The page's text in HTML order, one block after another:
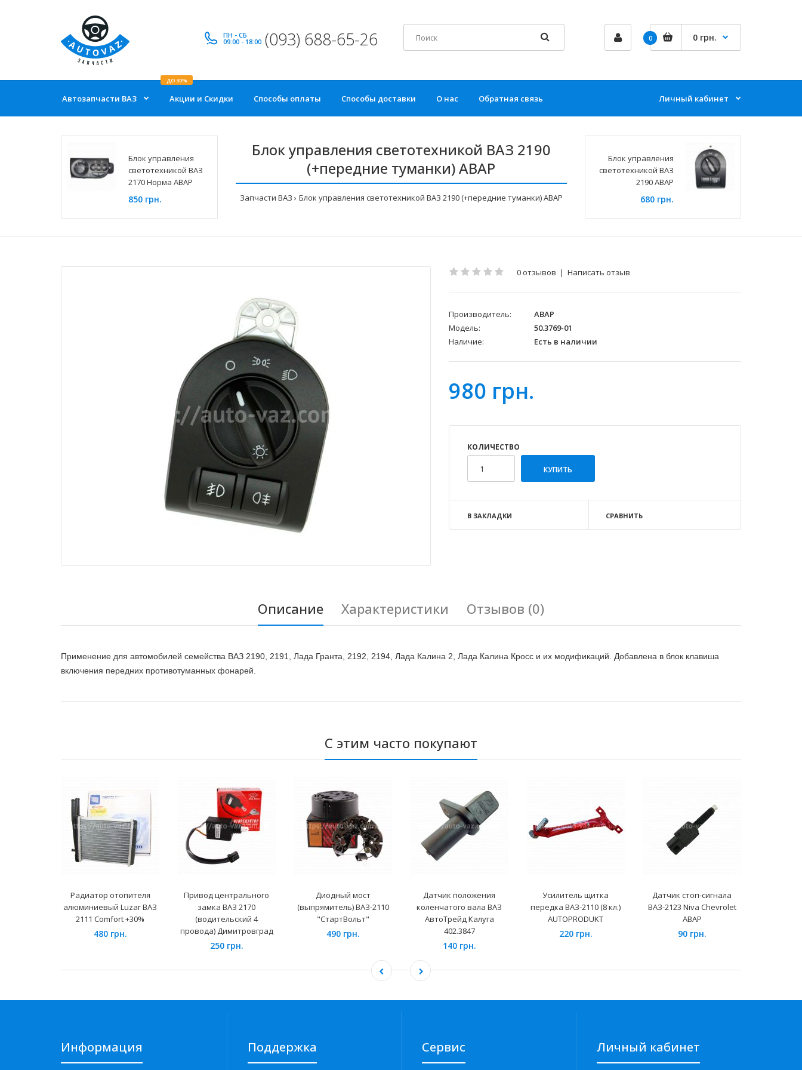
ПН - СБ
09:00 - 18:00 (093) 688-65-26 0 0 грн.
Автозапчасти ВАЗ Акции и Скидки
ДО 30%
Способы оплаты Способы доставки О нас Обратная связь Личный кабинет
Блок управления
светотехникой ВАЗ
2170 Норма АВАР
850 грн.
Блок управления светотехникой ВАЗ 2190
(+передние туманки) АВАР
Запчасти ВАЗ Блок управления светотехникой ВАЗ 2190 (+передние туманки) АВАР
Блок управления
светотехникой ВАЗ
2190 АВАР
680 грн.
0 отзывов | Написать отзыв
Производитель:
АВАР
Модель:
50.3769-01
Наличие:
Есть в наличии
980 грн.
КОЛИЧЕСТВО
В ЗАКЛАДКИ СРАВНИТЬ
Описание Характеристики Отзывов (0)
Применение для автомобилей семейства ВАЗ 2190, 2191, Лада Гранта, 2192, 2194, Лада Калина 2, Лада Калина Кросс и их модификаций. Добавлена в блок клавиша
включения передних противотуманных фонарей.
С этим часто покупают
Радиатор отопителя
алюминиевый Luzar ВАЗ
2111 Comfort +30%
480 грн.
Привод центрального
замка ВАЗ 2170
(водительский 4
провода) Димитровград
250 грн.
Диодный мост
(выпрямитель) ВАЗ-2110
"СтартВольт"
490 грн.
Датчик положения
коленчатого вала ВАЗ
АвтоТрейд Калуга
402.3847
140 грн.
Усилитель щитка
передка ВАЗ-2110 (8 кл.)
AUTOPRODUKT
220 грн.
Датчик стоп-сигнала
ВАЗ-2123 Niva Chevrolet
АВАР
90 грн.
Информация Поддержка Сервис Личный кабинет